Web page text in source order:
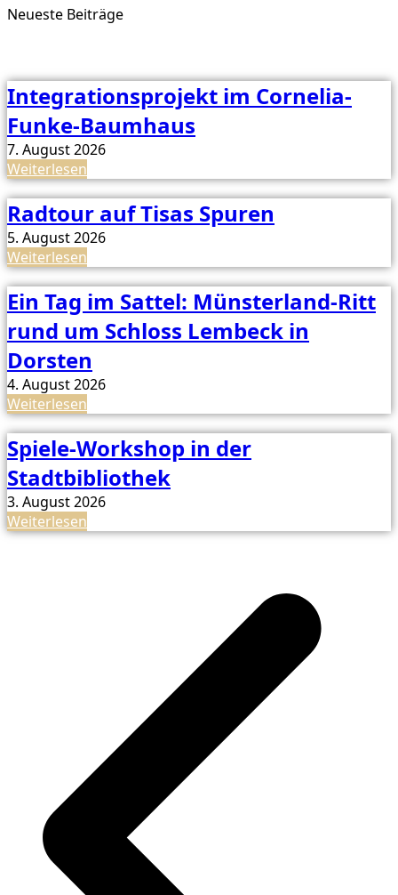
Neueste Beiträge
Integrationsprojekt im Cornelia-
Funke-Baumhaus
7. August 2026
Weiterlesen
Radtour auf Tisas Spuren
5. August 2026
Weiterlesen
Ein Tag im Sattel: Münsterland-Ritt
rund um Schloss Lembeck in
Dorsten
4. August 2026
Weiterlesen
Spiele-Workshop in der
Stadtbibliothek
3. August 2026
Weiterlesen